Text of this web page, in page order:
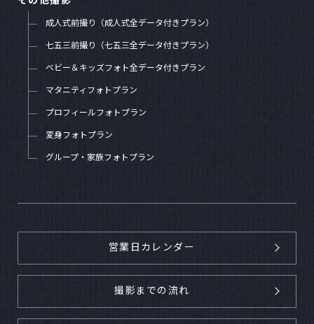
成人式前撮り（成人式全データ付きプラン）
七五三前撮り（七五三全データ付きプラン）
ベビー＆キッズフォト全データ付きプラン
マタニティフォトプラン
プロフィールフォトプラン
変身フォトプラン
グループ・家族フォトプラン
営業日カレンダー
撮影までの流れ